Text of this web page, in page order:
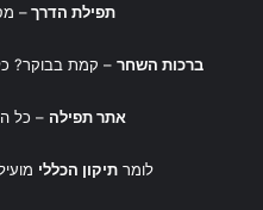
מהירה, לברכה המצורפת
תפילת הדרך –
ברכות השחר – קמת בבוקר?
אתר תפילה – כל
לומר תיקון הכללי